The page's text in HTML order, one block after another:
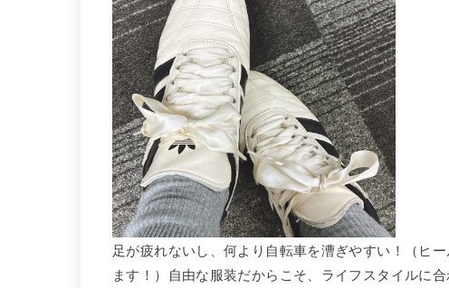
足が疲れないし、何より自転車を漕ぎやすい！（ヒ
ます！）自由な服装だからこそ、ライフスタイルに